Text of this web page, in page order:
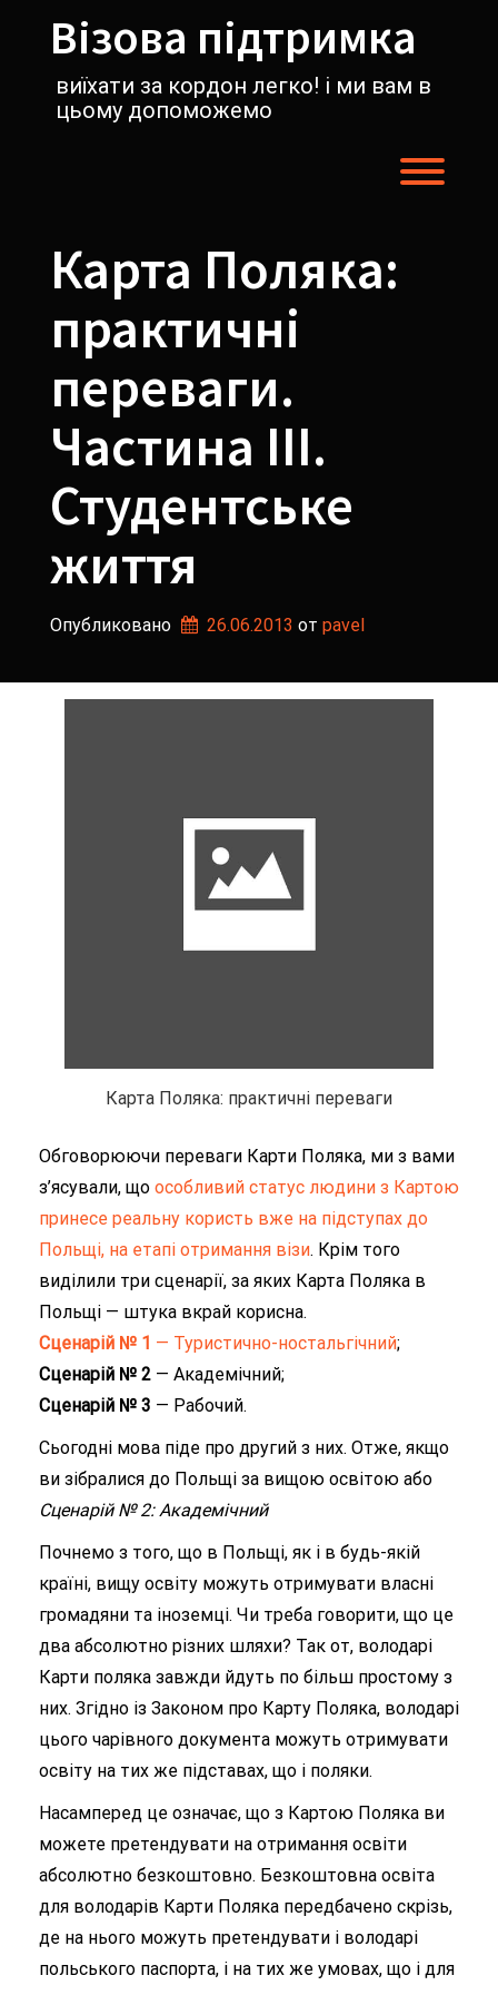
содержимомуВізова підтримка
виїхати за кордон легко! і ми вам в
цьому допоможемо
Карта Поляка:
практичні
переваги.
Частина III.
Студентське
життя
Опубликовано 26.06.2013 от pavel
Карта Поляка: практичні переваги
Обговорюючи переваги Карти Поляка, ми з вами
з’ясували, що особливий статус людини з Картою
принесе реальну користь вже на підступах до
Польщі, на етапі отримання візи. Крім того
виділили три сценарії, за яких Карта Поляка в
Польщі — штука вкрай корисна.
Сценарій № 1 — Туристично-ностальгічний;
Сценарій № 2 — Академічний;
Сценарій № 3 — Рабочий.
Сьогодні мова піде про другий з них. Отже, якщо
ви зібралися до Польщі за вищою освітою або
Сценарій № 2: Академічний
Почнемо з того, що в Польщі, як і в будь-якій
країні, вищу освіту можуть отримувати власні
громадяни та іноземці. Чи треба говорити, що це
два абсолютно різних шляхи? Так от, володарі
Карти поляка завжди йдуть по більш простому з
них. Згідно із Законом про Карту Поляка, володарі
цього чарівного документа можуть отримувати
освіту на тих же підставах, що і поляки.
Насамперед це означає, що з Картою Поляка ви
можете претендувати на отримання освіти
абсолютно безкоштовно. Безкоштовна освіта
для володарів Карти Поляка передбачено скрізь,
де на нього можуть претендувати і володарі
польського паспорта, і на тих же умовах, що і для